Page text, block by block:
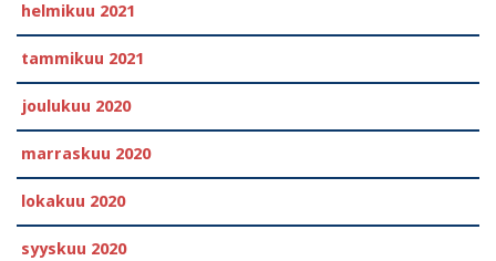
helmikuu 2021
tammikuu 2021
joulukuu 2020
marraskuu 2020
lokakuu 2020
syyskuu 2020